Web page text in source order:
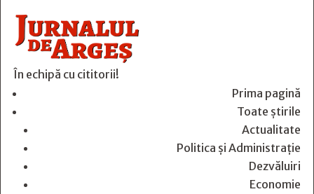
În echipă cu cititorii!
Prima pagină
Toate știrile
Actualitate
Politica și Administrație
Dezvăluiri
Economie